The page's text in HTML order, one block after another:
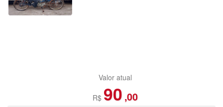
Valor atual
R$ 90 ,00